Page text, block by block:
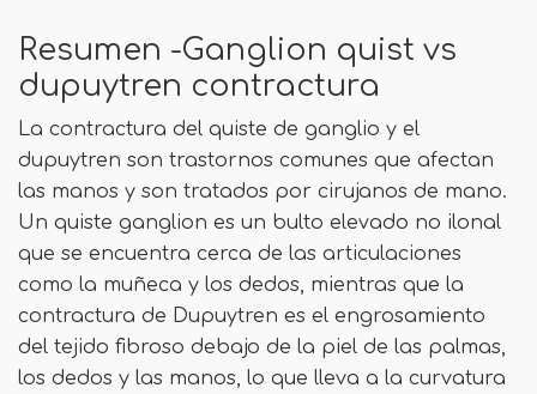
Resumen -Ganglion quist vs
dupuytren contractura
La contractura del quiste de ganglio y el
dupuytren son trastornos comunes que afectan
las manos y son tratados por cirujanos de mano.
Un quiste ganglion es un bulto elevado no ilonal
que se encuentra cerca de las articulaciones
como la muñeca y los dedos, mientras que la
contractura de Dupuytren es el engrosamiento
del tejido fibroso debajo de la piel de las palmas,
los dedos y las manos, lo que lleva a la curvatura